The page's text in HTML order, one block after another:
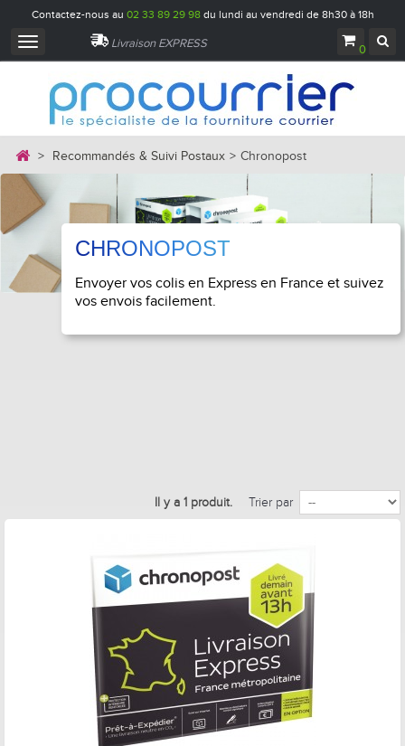
Contactez-nous au 02 33 89 29 98 du lundi au vendredi de 8h30 à 18h
Livraison EXPRESS 0
Navigation
bascule
> Recommandés & Suivi Postaux > Chronopost
CHRONOPOST
Envoyer vos colis en Express en France et suivez
vos envois facilement.
Il y a 1 produit. Trier par